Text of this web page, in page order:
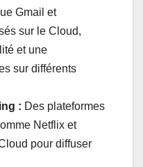
Gmail et
sur le Cloud,
et une
sur différents
: Des plateformes
Netflix et
pour diffuser